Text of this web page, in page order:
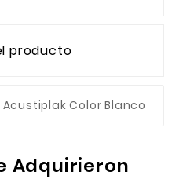
producto
Acustiplak Color Blanco
Adquirieron